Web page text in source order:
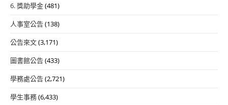
6. 獎助學金(481)
人事室公告(138)
公告來文(3,171)
圖書館公告(433)
學務處公告(2,721)
學生事務(6,433)